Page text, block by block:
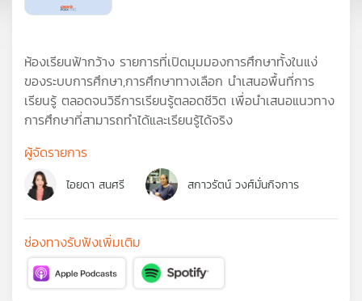
เพล
สต์
ของ
คุณ
ห้องเรียนฟ้ากว้าง รายการที่เปิดมุมมองการศึกษาทั้งในแง่
ของระบบการศึกษา,การศึกษาทางเลือก นำเสนอพื้นที่การ
เรียนรู้ ตลอดจนวิธีการเรียนรู้ตลอดชีวิต เพื่อนำเสนอแนวทาง
การศึกษาที่สามารถทำได้และเรียนรู้ได้จริง
ผู้จัดรายการ
ไอยดา สนศรี สกาวรัตน์ วงศ์มั่นกิจการ
ช่องทางรับฟังเพิ่มเติม